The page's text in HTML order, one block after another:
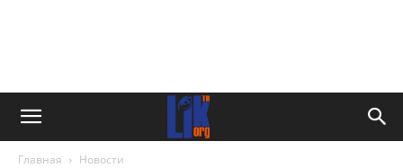
Главная Новости